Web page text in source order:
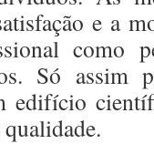
e a
como
Só assim
edifício